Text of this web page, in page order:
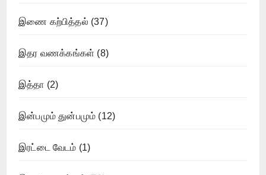
இணை கற்பித்தல் (37)
இதர வணக்கங்கள் (8)
இத்தா (2)
இன்பமும் துன்பமும் (12)
இரட்டை வேடம் (1)